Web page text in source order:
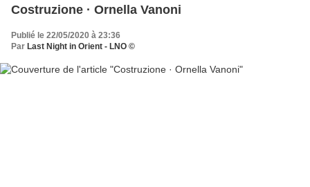
Costruzione · Ornella Vanoni
Publié le 22/05/2020 à 23:36
Par Last Night in Orient - LNO ©